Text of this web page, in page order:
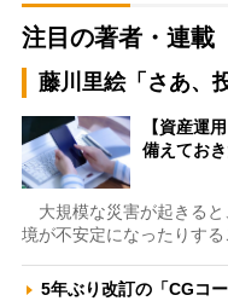
注目の著者・連載
藤川里絵「さあ、
【資産運
備えてお
大規模な災害が起きると
境が不安定になったりす
5年ぶり改訂の「CGコ